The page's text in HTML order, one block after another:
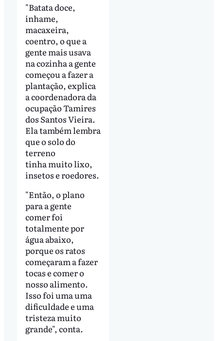
"Batata doce,
inhame,
macaxeira,
coentro, o que a
gente mais usava
na cozinha a gente
começou a fazer a
plantação, explica
a coordenadora da
ocupação Tamires
dos Santos Vieira.
Ela também lembra
que o solo do
terreno
tinha muito lixo,
insetos e roedores.
"Então, o plano
para a gente
comer foi
totalmente por
água abaixo,
porque os ratos
começaram a fazer
tocas e comer o
nosso alimento.
Isso foi uma uma
dificuldade e uma
tristeza muito
grande", conta.